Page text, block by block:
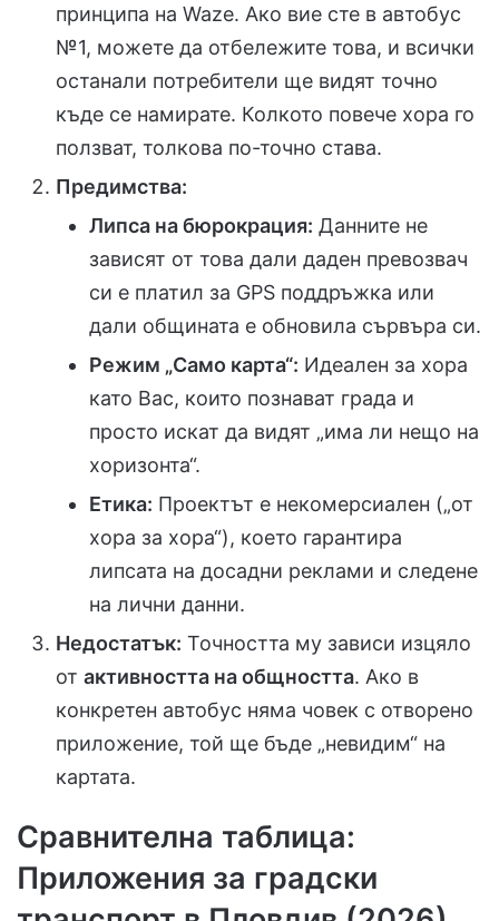
принципа на Waze. Ако вие сте в автобус
№1, можете да отбележите това, и всички
останали потребители ще видят точно
къде се намирате. Колкото повече хора го
ползват, толкова по-точно става.
Предимства:
Липса на бюрокрация: Данните не
зависят от това дали даден превозвач
си е платил за GPS поддръжка или
дали общината е обновила сървъра си.
Режим „Само карта“: Идеален за хора
като Вас, които познават града и
просто искат да видят „има ли нещо на
хоризонта“.
Етика: Проектът е некомерсиален („от
хора за хора“), което гарантира
липсата на досадни реклами и следене
на лични данни.
Недостатък: Точността му зависи изцяло
от активността на общността. Ако в
конкретен автобус няма човек с отворено
приложение, той ще бъде „невидим“ на
картата.
Сравнителна таблица:
Приложения за градски